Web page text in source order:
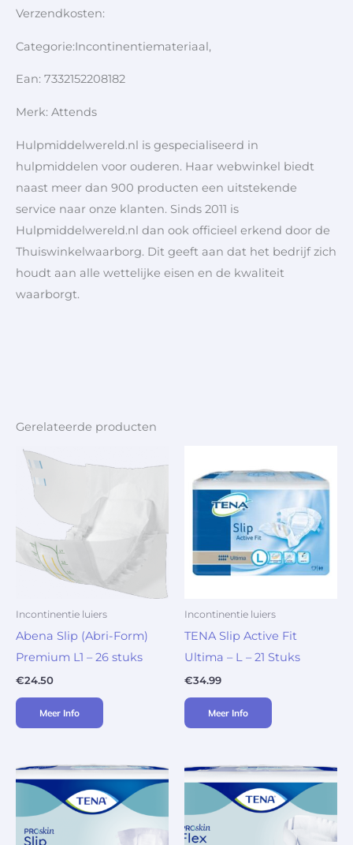
Verzendkosten:
Categorie:Incontinentiemateriaal,
Ean: 7332152208182
Merk: Attends
Hulpmiddelwereld.nl is gespecialiseerd in
hulpmiddelen voor ouderen. Haar webwinkel biedt
naast meer dan 900 producten een uitstekende
service naar onze klanten. Sinds 2011 is
Hulpmiddelwereld.nl dan ook officieel erkend door de
Thuiswinkelwaarborg. Dit geeft aan dat het bedrijf zich
houdt aan alle wettelijke eisen en de kwaliteit
waarborgt.
Gerelateerde producten
Incontinentie luiers
Abena Slip (Abri-Form)
Premium L1 – 26 stuks
€24.50
Meer Info
Incontinentie luiers
TENA Slip Active Fit
Ultima – L – 21 Stuks
€34.99
Meer Info